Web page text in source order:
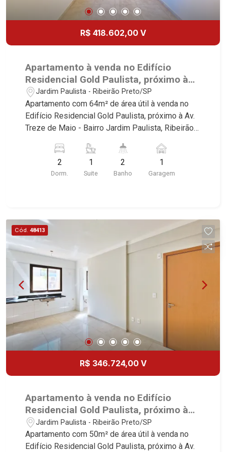
R$ 418.602,00 V
Apartamento à venda no Edifício
Residencial Gold Paulista, próximo à
Av. Treze de Maio - Ribeirão Preto/SP.
Jardim Paulista - Ribeirão Preto/SP
Apartamento com 64m² de área útil à venda no
Edifício Residencial Gold Paulista, próximo à Av.
Treze de Maio - Bairro Jardim Paulista, Ribeirão
imóvel que a Martinelli Imobiliária selecionou
para você: - 64m² de área útil - 2 dormitórios com
armários, sendo 1 suíte - Banheiro social - Sala 2
Fiúsa, 1051 - Alto da Boa Vista | Ribeirão Preto.
2
Dorm.
1
Suite
2
Banho
1
Garagem
Cód. 48413
R$ 346.724,00 V
Apartamento à venda no Edifício
Residencial Gold Paulista, próximo à
Av. Treze de Maio - Ribeirão Preto/SP.
Jardim Paulista - Ribeirão Preto/SP
Apartamento com 50m² de área útil à venda no
Edifício Residencial Gold Paulista, próximo à Av.